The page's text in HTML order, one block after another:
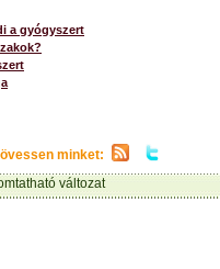
a gyógyszert
minket:
változat